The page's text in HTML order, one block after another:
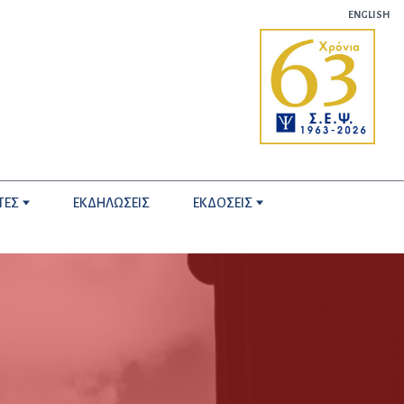
ENGLISH
ΕΚΔΗΛΩΣΕΙΣ ΕΚΔΟΣΕΙΣ